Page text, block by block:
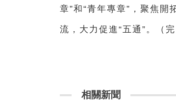
章”和“青年專章”，聚焦開
流，大力促進“五通”。（完
相關新聞